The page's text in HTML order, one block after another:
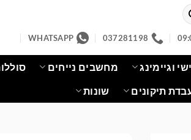
037281198
WHATSAPP
וגיימינג מחשבים נייחים
תיקונים שונות